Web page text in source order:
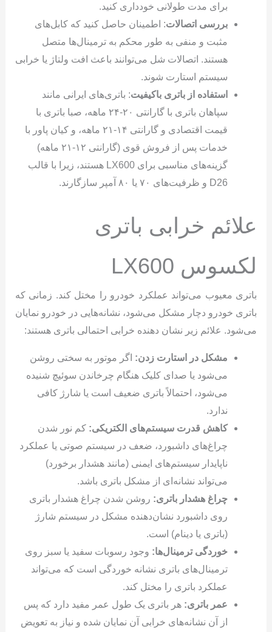
برای مدت طولانی خودداری کنید.
بررسی اتصالات: اطمینان حاصل کنید که کابل‌های
مثبت و منفی به طور محکم به ترمینال‌ها متصل
هستند. اتصالات شل می‌توانند باعث افت ولتاژ یا خرابی
سیستم استارت شوند.
استفاده از باتری باکیفیت: باتری‌های ایرانی مانند
سپاهان باتری با گارانتی ۲۰-۲۴ ماهه، صبا باتری با
قیمت اقتصادی و گارانتی ۱۴-۲۱ ماهه، و کیان پاور با
خدمات پس از فروش قوی (گارانتی ۱۲-۲۱ ماهه)
گزینه‌های مناسبی برای LX600 هستند، زیرا با قالب
D26 و ظرفیت‌های ۷۰ یا ۸۰ آمپر سازگارند.
علائم خرابی باتری
لکسوس LX600
باتری معیوب می‌تواند عملکرد خودرو را مختل کند. زمانی که
باتری خودرو دچار مشکل می‌شود، نشانه‌هایی در خودرو نمایان
می‌شود. علائم زیر نشان دهنده خرابی احتمالی باتری هستند:
مشکل در استارت زدن: اگر موتور به سختی روشن
می‌شود یا صدای کلیک هنگام چرخاندن سوئیچ شنیده
می‌شود، احتمالاً باتری ضعیف است یا شارژ کافی
ندارد.
کاهش قدرت سیستم‌های الکتریکی: کم نور شدن
چراغ‌های داشبورد، ضعف در سیستم صوتی یا عملکرد
ناپایدار سیستم‌های ایمنی (مانند هشدار برخورد)
می‌تواند نشانه‌ای از مشکل باتری باشد.
چراغ هشدار باتری: روشن شدن چراغ هشدار باتری
روی داشبورد نشان‌دهنده مشکل در سیستم شارژ
(باتری یا دینام) است.
خوردگی ترمینال‌ها: وجود رسوبات سفید یا سبز روی
ترمینال‌های باتری نشانه خوردگی است که می‌تواند
عملکرد باتری را مختل کند.
عمر باتری: هر باتری یک طول عمر مفید دارد که پس
از آن نشانه‌های خرابی آن نمایان شده و نیاز به تعویض